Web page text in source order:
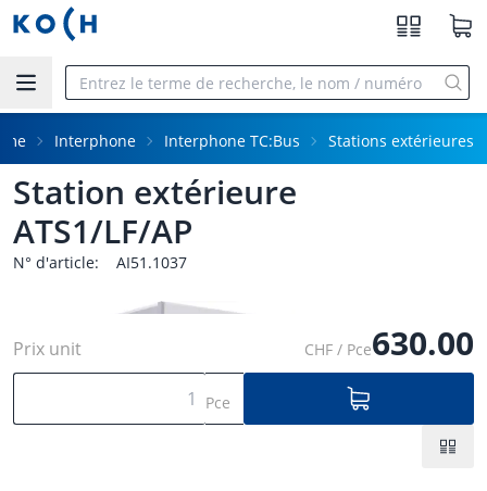
Aller au contenu principal
Interphone Interphone TC:Bus Stations extérieures
Station extérieure
ATS1/LF/AP
N° d'article: AI51.1037
Prix unit CHF / Pce630.00
Pce